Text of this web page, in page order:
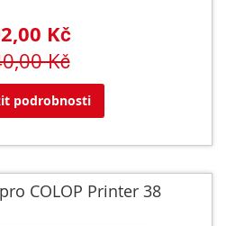
Kč
Kč
podrobnosti
COLOP Printer 38